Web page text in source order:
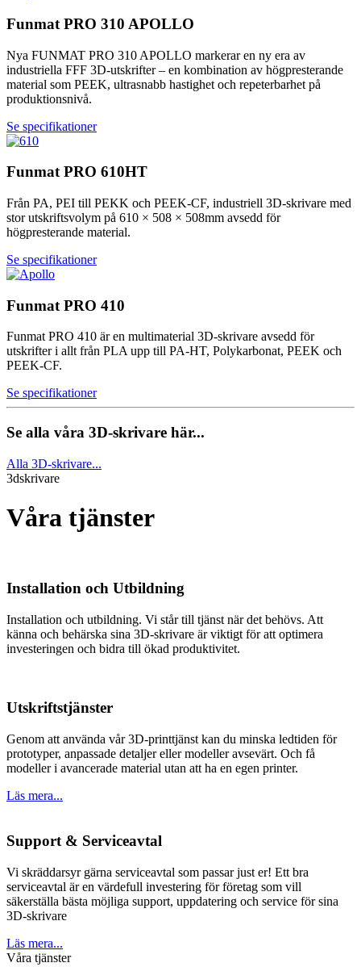
Funmat PRO 310 APOLLO
Nya FUNMAT PRO 310 APOLLO markerar en ny era av
industriella FFF 3D-utskrifter – en kombination av högpresterande
material som PEEK, ultrasnabb hastighet och repeterbarhet på
produktionsnivå.
Se specifikationer
Funmat PRO 610HT
Från PA, PEI till PEKK och PEEK-CF, industriell 3D-skrivare med
stor utskriftsvolym på 610 × 508 × 508mm avsedd för
högpresterande material.
Se specifikationer
Funmat PRO 410
Funmat PRO 410 är en multimaterial 3D-skrivare avsedd för
utskrifter i allt från PLA upp till PA-HT, Polykarbonat, PEEK och
PEEK-CF.
Se specifikationer
Se alla våra 3D-skrivare här...
Alla 3D-skrivare...
3dskrivare
Våra tjänster
Installation och Utbildning
Installation och utbildning. Vi står till tjänst när det behövs. Att
känna och behärska sina 3D-skrivare är viktigt för att optimera
investeringen och bidra till ökad produktivitet.
Utskriftstjänster
Genom att använda vår 3D-printtjänst kan du minska ledtiden för
prototyper, anpassade detaljer eller modeller avsevärt. Och få
modeller i avancerade material utan att ha en egen printer.
Läs mera...
Support & Serviceavtal
Vi skräddarsyr gärna serviceavtal som passar just er! Ett bra
serviceavtal är en värdefull investering för företag som vill
säkerställa bästa möjliga support, uppdatering och service för sina
3D-skrivare
Läs mera...
Våra tjänster